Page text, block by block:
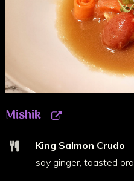
Mishik
King Salmon Crudo
soy ginger, toasted